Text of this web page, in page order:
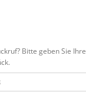
Bitte geben Sie